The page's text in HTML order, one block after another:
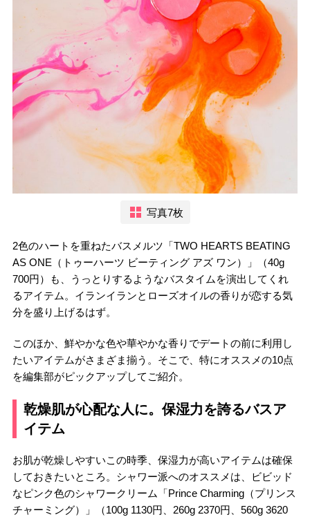
写真7枚
2色のハートを重ねたバスメルツ「TWO HEARTS BEATING
AS ONE（トゥーハーツ ビーティング アズ ワン）」（40g
700円）も、うっとりするようなバスタイムを演出してくれ
るアイテム。イランイランとローズオイルの香りが恋する気
分を盛り上げるはず。
このほか、鮮やかな色や華やかな香りでデートの前に利用し
たいアイテムがさまざま揃う。そこで、特にオススメの10点
を編集部がピックアップしてご紹介。
乾燥肌が心配な人に。保湿力を誇るバスア
イテム
お肌が乾燥しやすいこの時季、保湿力が高いアイテムは確保
しておきたいところ。シャワー派へのオススメは、ビビッド
なピンク色のシャワークリーム「Prince Charming（プリンス
チャーミング）」（100g 1130円、260g 2370円、560g 3620